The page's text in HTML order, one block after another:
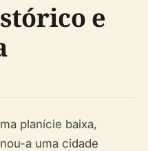
e
planície baixa,
a uma cidade